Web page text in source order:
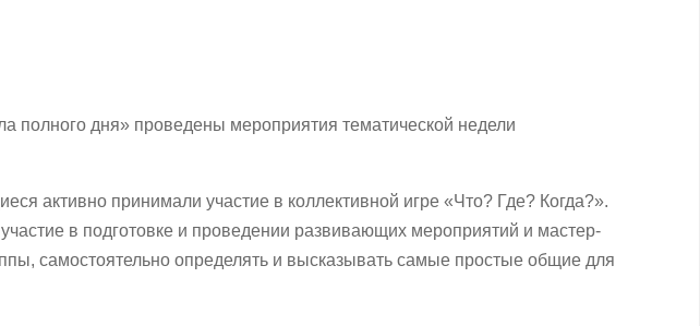
полного дня» проведены мероприятия тематической недели
активно принимали участие в коллективной игре «Что? Где? Когда?».
в подготовке и проведении развивающих мероприятий и мастер-
самостоятельно определять и высказывать самые простые общие для